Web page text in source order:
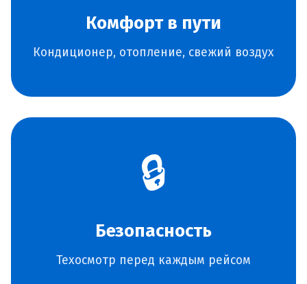
Комфорт в пути
Кондиционер, отопление, свежий воздух
🔒
Безопасность
Техосмотр перед каждым рейсом